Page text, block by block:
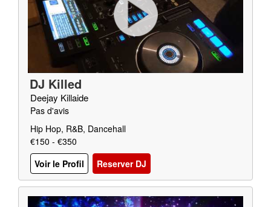
DJ Killed
Deejay Killaide
Pas d'avis
Hip Hop, R&B, Dancehall
€150 - €350
Voir le Profil
Reserver DJ